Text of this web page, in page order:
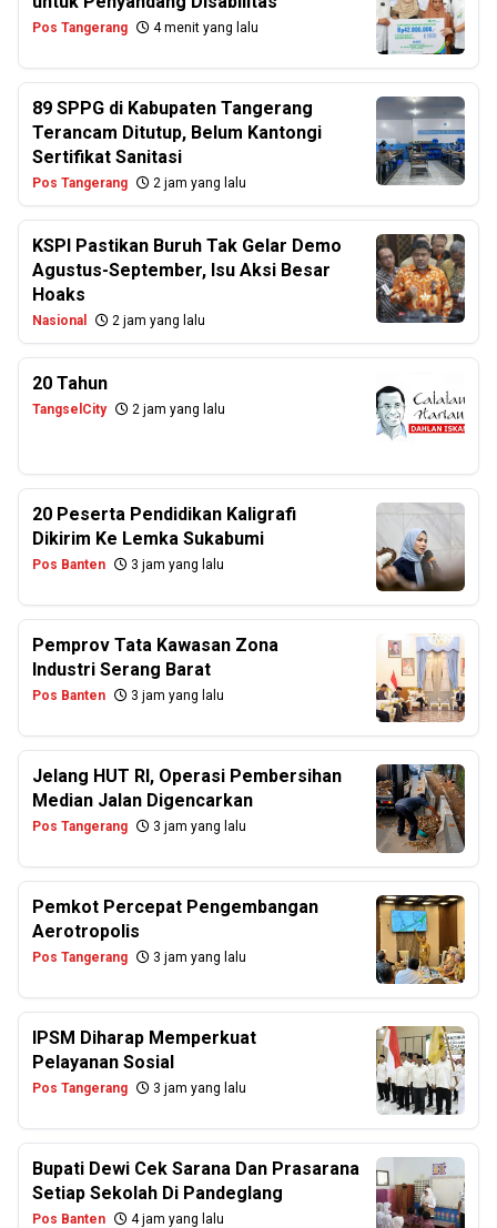
Pos Tangerang 4 menit yang lalu
89 SPPG di Kabupaten Tangerang
Terancam Ditutup, Belum Kantongi
Sertifikat Sanitasi
Pos Tangerang 2 jam yang lalu
KSPI Pastikan Buruh Tak Gelar Demo
Agustus-September, Isu Aksi Besar
Hoaks
Nasional 2 jam yang lalu
20 Tahun
TangselCity 2 jam yang lalu
20 Peserta Pendidikan Kaligrafi
Dikirim Ke Lemka Sukabumi
Pos Banten 3 jam yang lalu
Pemprov Tata Kawasan Zona
Industri Serang Barat
Pos Banten 3 jam yang lalu
Jelang HUT RI, Operasi Pembersihan
Median Jalan Digencarkan
Pos Tangerang 3 jam yang lalu
Pemkot Percepat Pengembangan
Aerotropolis
Pos Tangerang 3 jam yang lalu
IPSM Diharap Memperkuat
Pelayanan Sosial
Pos Tangerang 3 jam yang lalu
Bupati Dewi Cek Sarana Dan Prasarana
Setiap Sekolah Di Pandeglang
Pos Banten 4 jam yang lalu